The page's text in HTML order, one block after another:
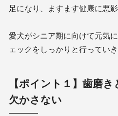
足になり、ますます健康に悪
愛犬がシニア期に向けて元気
ェックをしっかりと行っていき
【ポイント１】歯磨
欠かさない